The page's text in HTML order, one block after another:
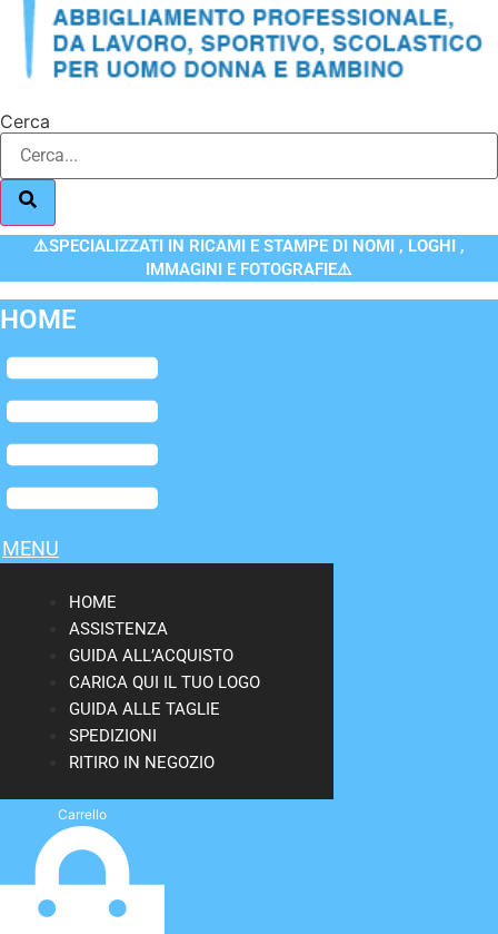
Cerca
⚠️SPECIALIZZATI IN RICAMI E STAMPE DI NOMI , LOGHI ,
IMMAGINI E FOTOGRAFIE⚠️
HOME
Flyout
Menu
MENU
HOME
ASSISTENZA
GUIDA ALL’ACQUISTO
CARICA QUI IL TUO LOGO
GUIDA ALLE TAGLIE
SPEDIZIONI
RITIRO IN NEGOZIO
Carrello